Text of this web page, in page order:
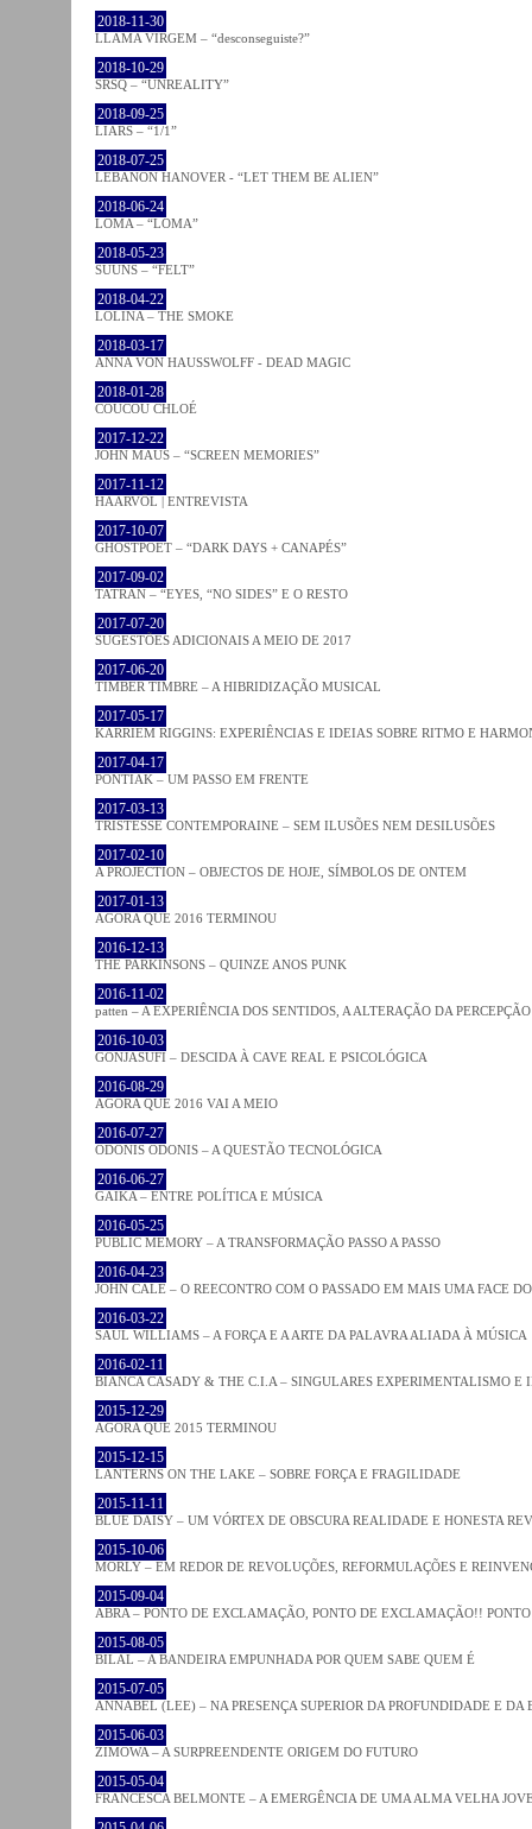
2018-11-30
LLAMA VIRGEM – “desconseguiste?”
2018-10-29
SRSQ – “UNREALITY”
2018-09-25
LIARS – “1/1”
2018-07-25
LEBANON HANOVER - “LET THEM BE ALIEN”
2018-06-24
LOMA – “LOMA”
2018-05-23
SUUNS – “FELT”
2018-04-22
LOLINA – THE SMOKE
2018-03-17
ANNA VON HAUSSWOLFF - DEAD MAGIC
2018-01-28
COUCOU CHLOÉ
2017-12-22
JOHN MAUS – “SCREEN MEMORIES”
2017-11-12
HAARVÖL | ENTREVISTA
2017-10-07
GHOSTPOET – “DARK DAYS + CANAPÉS”
2017-09-02
TATRAN – “EYES, “NO SIDES” E O RESTO
2017-07-20
SUGESTÕES ADICIONAIS A MEIO DE 2017
2017-06-20
TIMBER TIMBRE – A HIBRIDIZAÇÃO MUSICAL
2017-05-17
KARRIEM RIGGINS: EXPERIÊNCIAS E IDEIAS SOBRE RITMO E
2017-04-17
PONTIAK – UM PASSO EM FRENTE
2017-03-13
TRISTESSE CONTEMPORAINE – SEM ILUSÕES NEM DESILUSÕES
2017-02-10
A PROJECTION – OBJECTOS DE HOJE, SÍMBOLOS DE ONTEM
2017-01-13
AGORA QUE 2016 TERMINOU
2016-12-13
THE PARKINSONS – QUINZE ANOS PUNK
2016-11-02
patten – A EXPERIÊNCIA DOS SENTIDOS, A ALTERAÇÃO DA PERCEPÇÃO
2016-10-03
GONJASUFI – DESCIDA À CAVE REAL E PSICOLÓGICA
2016-08-29
AGORA QUE 2016 VAI A MEIO
2016-07-27
ODONIS ODONIS – A QUESTÃO TECNOLÓGICA
2016-06-27
GAIKA – ENTRE POLÍTICA E MÚSICA
2016-05-25
PUBLIC MEMORY – A TRANSFORMAÇÃO PASSO A PASSO
2016-04-23
JOHN CALE – O REECONTRO COM O PASSADO EM MAIS UMA FACE
2016-03-22
SAUL WILLIAMS – A FORÇA E A ARTE DA PALAVRA ALIADA À MÚSICA
2016-02-11
BIANCA CASADY & THE C.I.A – SINGULARES EXPERIMENTALISMO E
2015-12-29
AGORA QUE 2015 TERMINOU
2015-12-15
LANTERNS ON THE LAKE – SOBRE FORÇA E FRAGILIDADE
2015-11-11
BLUE DAISY – UM VÓRTEX DE OBSCURA REALIDADE E HONESTA
2015-10-06
MORLY – EM REDOR DE REVOLUÇÕES, REFORMULAÇÕES E
2015-09-04
ABRA – PONTO DE EXCLAMAÇÃO, PONTO DE EXCLAMAÇÃO!!
2015-08-05
BILAL – A BANDEIRA EMPUNHADA POR QUEM SABE QUEM É
2015-07-05
ANNABEL (LEE) – NA PRESENÇA SUPERIOR DA PROFUNDIDADE E DA
2015-06-03
ZIMOWA – A SURPREENDENTE ORIGEM DO FUTURO
2015-05-04
FRANCESCA BELMONTE – A EMERGÊNCIA DE UMA ALMA VELHA